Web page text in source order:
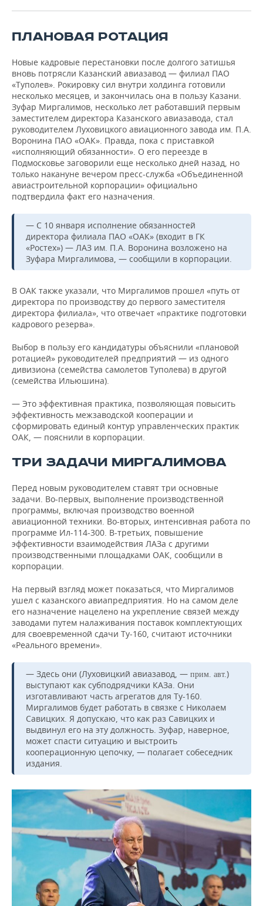
ПЛАНОВАЯ РОТАЦИЯ
Новые кадровые перестановки после долгого затишья
вновь потрясли Казанский авиазавод — филиал ПАО
«Туполев». Рокировку сил внутри холдинга готовили
несколько месяцев, и закончилась она в пользу Казани.
Зуфар Миргалимов, несколько лет работавший первым
заместителем директора Казанского авиазавода, стал
руководителем Луховицкого авиационного завода им. П.А.
Воронина ПАО «ОАК». Правда, пока с приставкой
«исполняющий обязанности». О его переезде в
Подмосковье заговорили еще несколько дней назад, но
только накануне вечером пресс-служба «Объединенной
авиастроительной корпорации» официально
подтвердила факт его назначения.
— С 10 января исполнение обязанностей
директора филиала ПАО «ОАК» (входит в ГК
«Ростех») — ЛАЗ им. П.А. Воронина возложено на
Зуфара Миргалимова, — сообщили в корпорации.
В ОАК также указали, что Миргалимов прошел «путь от
директора по производству до первого заместителя
директора филиала», что отвечает «практике подготовки
кадрового резерва».
Выбор в пользу его кандидатуры объяснили «плановой
ротацией» руководителей предприятий — из одного
дивизиона (семейства самолетов Туполева) в другой
(семейства Ильюшина).
— Это эффективная практика, позволяющая повысить
эффективность межзаводской кооперации и
сформировать единый контур управленческих практик
ОАК, — пояснили в корпорации.
ТРИ ЗАДАЧИ МИРГАЛИМОВА
Перед новым руководителем ставят три основные
задачи. Во-первых, выполнение производственной
программы, включая производство военной
авиационной техники. Во-вторых, интенсивная работа по
программе Ил-114-300. В-третьих, повышение
эффективности взаимодействия ЛАЗа с другими
производственными площадками ОАК, сообщили в
корпорации.
На первый взгляд может показаться, что Миргалимов
ушел с казанского авиапредприятия. Но на самом деле
его назначение нацелено на укрепление связей между
заводами путем налаживания поставок комплектующих
для своевременной сдачи Ту-160, считают источники
«Реального времени».
— Здесь они (Луховицкий авиазавод, — прим. авт.)
выступают как субподрядчики КАЗа. Они
изготавливают часть агрегатов для Ту-160.
Миргалимов будет работать в связке с Николаем
Савицких. Я допускаю, что как раз Савицких и
выдвинул его на эту должность. Зуфар, наверное,
может спасти ситуацию и выстроить
кооперационную цепочку, — полагает собеседник
издания.